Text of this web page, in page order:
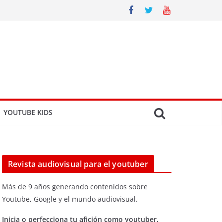
YOUTUBE KIDS
Revista audiovisual para el youtuber
Más de 9 años generando contenidos sobre
Youtube, Google y el mundo audiovisual.
Inicia o perfecciona tu afición como youtuber.